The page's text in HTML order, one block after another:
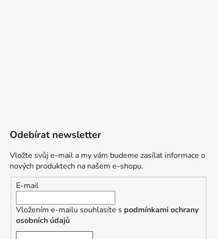
Odebírat newsletter
Vložte svůj e-mail a my vám budeme zasílat informace o
nových produktech na našem e-shopu.
E-mail
Vložením e-mailu souhlasíte s podmínkami ochrany
osobních údajů